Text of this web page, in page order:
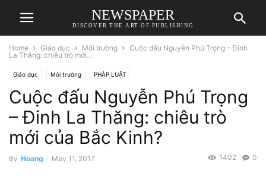
NEWSPAPER
DISCOVER THE ART OF PUBLISHING
Home Giáo dục Môi trường
Cuộc đấu Nguyễn Phú Trọng – Đinh
La Thăng: chiêu trò mới...
Giáo dục Môi trường PHÁP LUẬT
Cuộc đấu Nguyễn Phú Trọng
– Đinh La Thăng: chiêu trò
mới của Bắc Kinh?
By Hoang - May 11, 2017 0
1402